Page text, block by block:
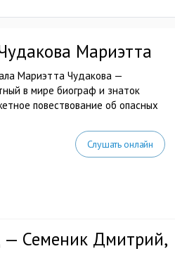
Мариэтта
Мариэтта Чудакова —
в мире биограф и знаток
повествование об опасных
Слушать онлайн
— Семеник Дмитрий,